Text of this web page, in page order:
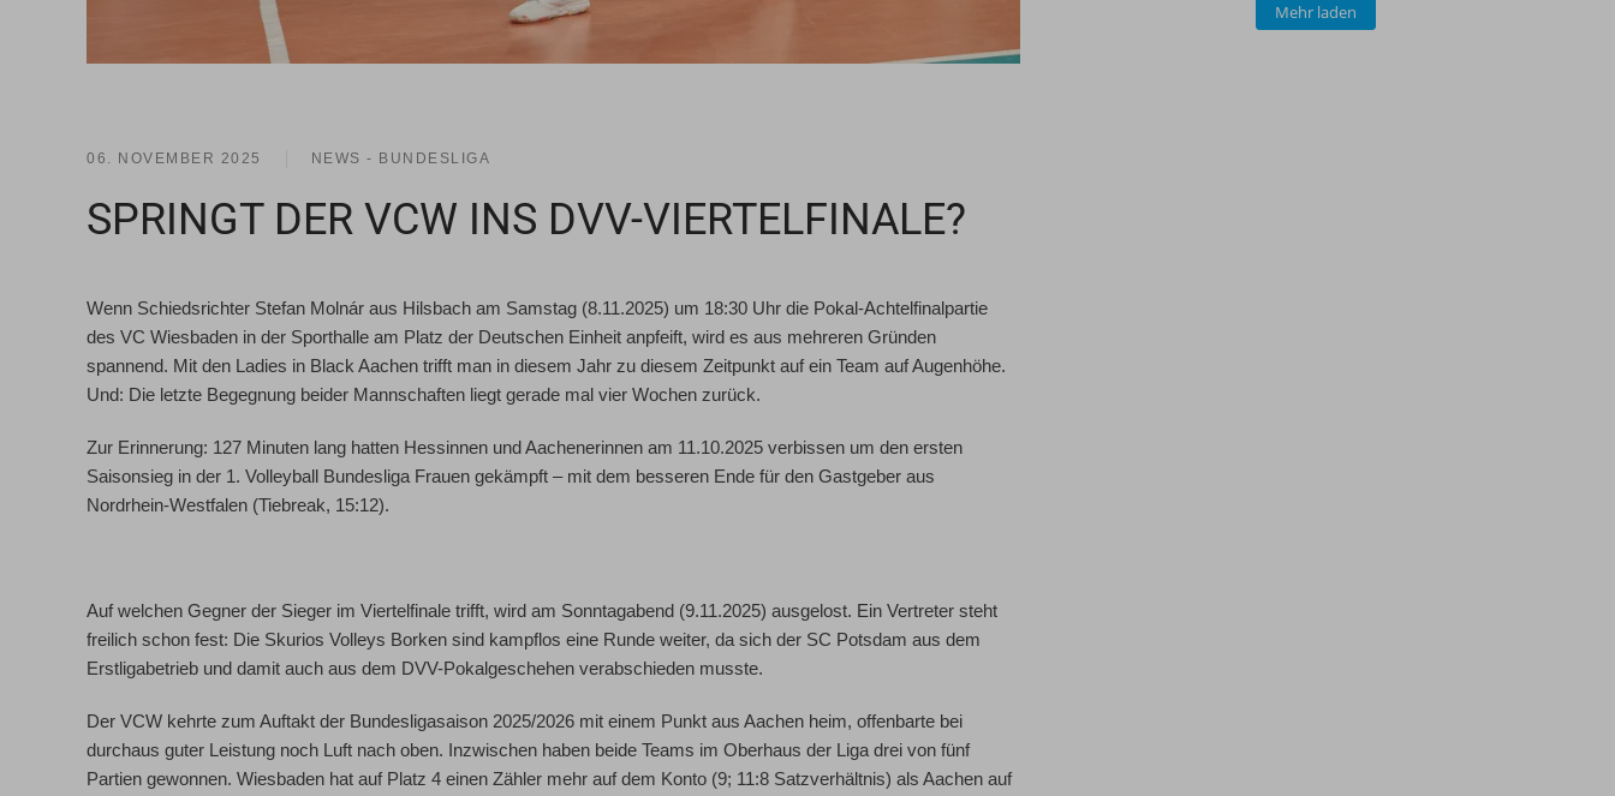
06. NOVEMBER 2025 NEWS - BUNDESLIGA
SPRINGT DER VCW INS DVV-VIERTELFINALE?
Wenn Schiedsrichter Stefan Molnár aus Hilsbach am Samstag (8.11.2025) um 18:30 Uhr die Pokal-Achtelfinalpartie
des VC Wiesbaden in der Sporthalle am Platz der Deutschen Einheit anpfeift, wird es aus mehreren Gründen
spannend. Mit den Ladies in Black Aachen trifft man in diesem Jahr zu diesem Zeitpunkt auf ein Team auf Augenhöhe.
Und: Die letzte Begegnung beider Mannschaften liegt gerade mal vier Wochen zurück.
Zur Erinnerung: 127 Minuten lang hatten Hessinnen und Aachenerinnen am 11.10.2025 verbissen um den ersten
Saisonsieg in der 1. Volleyball Bundesliga Frauen gekämpft – mit dem besseren Ende für den Gastgeber aus
Nordrhein-Westfalen (Tiebreak, 15:12).
Auf welchen Gegner der Sieger im Viertelfinale trifft, wird am Sonntagabend (9.11.2025) ausgelost. Ein Vertreter steht
freilich schon fest: Die Skurios Volleys Borken sind kampflos eine Runde weiter, da sich der SC Potsdam aus dem
Erstligabetrieb und damit auch aus dem DVV-Pokalgeschehen verabschieden musste.
Der VCW kehrte zum Auftakt der Bundesligasaison 2025/2026 mit einem Punkt aus Aachen heim, offenbarte bei
durchaus guter Leistung noch Luft nach oben. Inzwischen haben beide Teams im Oberhaus der Liga drei von fünf
Partien gewonnen. Wiesbaden hat auf Platz 4 einen Zähler mehr auf dem Konto (9; 11:8 Satzverhältnis) als Aachen auf
Mehr laden